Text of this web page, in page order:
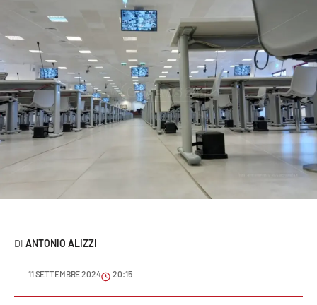
Politica
Attualità
Economia e lavoro
Italia Mondo
Sanità
Meteo
ANTONIO ALIZZI
11 SETTEMBRE 2024 20:15